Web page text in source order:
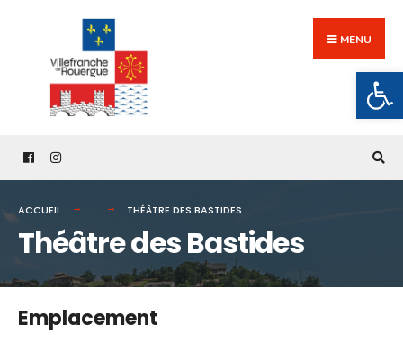
content
MENU
ACCUEIL THÉÂTRE DES BASTIDES
Théâtre des Bastides
Emplacement